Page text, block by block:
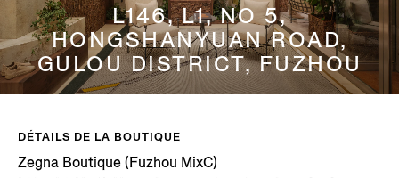
L146, L1, NO 5,
HONGSHANYUAN ROAD,
GULOU DISTRICT, FUZHOU
DÉTAILS DE LA BOUTIQUE
Zegna Boutique (Fuzhou MixC)